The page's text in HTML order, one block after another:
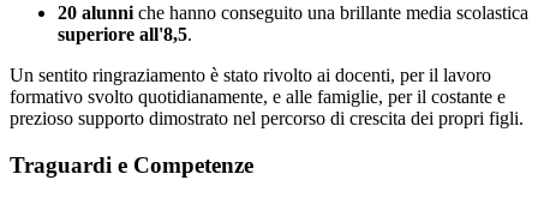
20 alunni che hanno conseguito una brillante media scolastica
superiore all'8,5.
Un sentito ringraziamento è stato rivolto ai docenti, per il lavoro
formativo svolto quotidianamente, e alle famiglie, per il costante e
prezioso supporto dimostrato nel percorso di crescita dei propri figli.
Traguardi e Competenze